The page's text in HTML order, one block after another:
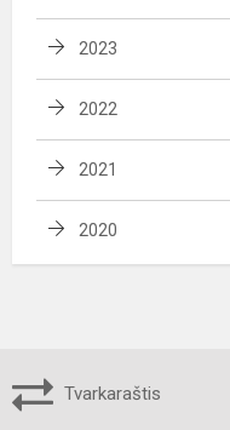
2023
2022
2021
2020
Tvarkaraštis